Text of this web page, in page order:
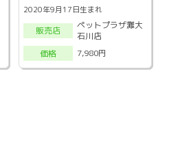
2020年9月17日生まれ
販売店
ペットプラザ灘大
石川店
価格
7,980円